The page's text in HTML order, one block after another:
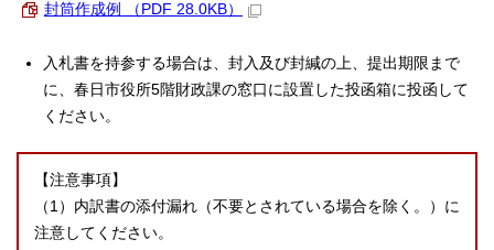
封筒作成例 （PDF 28.0KB）
入札書を持参する場合は、封入及び封緘の上、提出期限まで
に、春日市役所5階財政課の窓口に設置した投函箱に投函して
ください。
【注意事項】
（1）内訳書の添付漏れ（不要とされている場合を除く。）に
注意してください。